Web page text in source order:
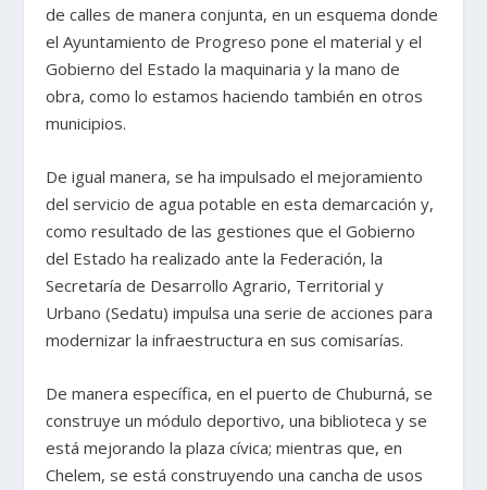
de calles de manera conjunta, en un esquema donde
el Ayuntamiento de Progreso pone el material y el
Gobierno del Estado la maquinaria y la mano de
obra, como lo estamos haciendo también en otros
municipios.
De igual manera, se ha impulsado el mejoramiento
del servicio de agua potable en esta demarcación y,
como resultado de las gestiones que el Gobierno
del Estado ha realizado ante la Federación, la
Secretaría de Desarrollo Agrario, Territorial y
Urbano (Sedatu) impulsa una serie de acciones para
modernizar la infraestructura en sus comisarías.
De manera específica, en el puerto de Chuburná, se
construye un módulo deportivo, una biblioteca y se
está mejorando la plaza cívica; mientras que, en
Chelem, se está construyendo una cancha de usos